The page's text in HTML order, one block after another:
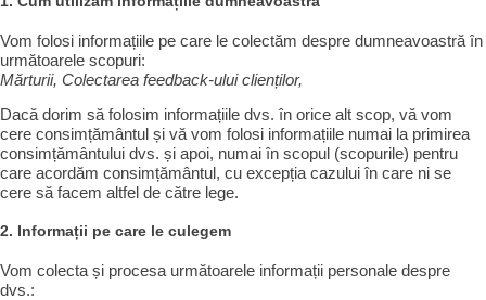
Vom folosi informațiile pe care le colectăm despre dumneavoastră în
următoarele scopuri:
Mărturii, Colectarea feedback-ului clienților,
Dacă dorim să folosim informațiile dvs. în orice alt scop, vă vom
cere consimțământul și vă vom folosi informațiile numai la primirea
consimțământului dvs. și apoi, numai în scopul (scopurile) pentru
care acordăm consimțământul, cu excepția cazului în care ni se
cere să facem altfel de către lege.
2. Informații pe care le culegem
Vom colecta și procesa următoarele informații personale despre
dvs.: